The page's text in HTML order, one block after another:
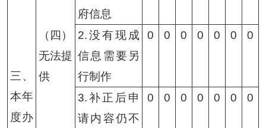
三、
本年
度办
（四）
无法提
供
府信息
2.没有现成
信息需要另
行制作
0 0 0 0 0 0 0
3.补正后申
请内容仍不
0 0 0 0 0 0 0